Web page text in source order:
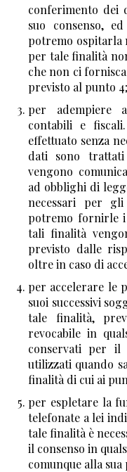
conferimento dei
suo consenso,
potremo ospitarla
per tale finalità
che non ci
previsto al punto 4;
per adempiere
contabili e fiscali
effettuato senza
dati sono
vengono
ad obblighi di
necessari per
potremo fornirle
tali finalità
previsto dalle
oltre in caso di
per accelerare le
suoi successivi
tale finalità,
revocabile in
conservati per il
utilizzati quando
finalità di cui ai
per espletare la
telefonate a lei
tale finalità è
il consenso in
comunque alla sua
esercitare i diritti
Legge 675/96 che,
seguito:
Articolo 13 (Diritti
trattamento di dati
a) di conoscere,
registro di cui
l'esistenza di
riguardarlo; b) di
indicato all'art. 7,
ottenere a cura del
ritardo: 1) la
personali che lo
registrati, e la
dei medesimi dati
logica e delle
richiesta può
giustificati motivi,
novanta giorni; 2)
trasformazione in
trattati in
non è necessaria
scopi per i quali i
successivamente
rettificazione
l'integrazione dei
operazioni di cui ai
a conoscenza,
contenuto, di
comunicati o